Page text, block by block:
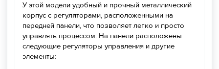
У этой модели удобный и прочный металлический
корпус с регуляторами, расположенными на
передней панели, что позволяет легко и просто
управлять процессом. На панели расположены
следующие регуляторы управления и другие
элементы: